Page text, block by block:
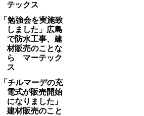
テックス
「勉強会を実施致
しました」広島
で防水工事、建
材販売のことな
ら マーテック
ス
「チルマーデの充
電式が販売開始
になりました」
建材販売のこと